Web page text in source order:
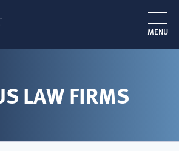
MENU
LAW FIRMS